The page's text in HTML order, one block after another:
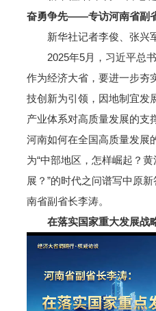
奋勇争先——专访河南省副
新华社记者李俊、张兴
2025年5月，习近平总书
作为经济大省，要进一步夯
技创新为引领，因地制宜发
产业体系对高质量发展的支
河南如何在全国高质量发展
为“中部地区，怎样崛起？
展？”的时代之问谱写中原
南省副省长李涛。
在落实国家重大发展战